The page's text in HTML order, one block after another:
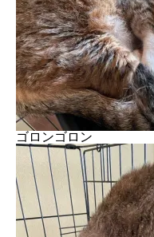
ゴロンゴロン